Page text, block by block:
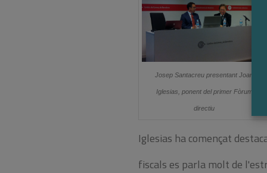
Josep Santacreu presentant Joan
Iglesias, ponent del primer Fòrum
directiu
Iglesias ha començat
fiscals es parla molt de